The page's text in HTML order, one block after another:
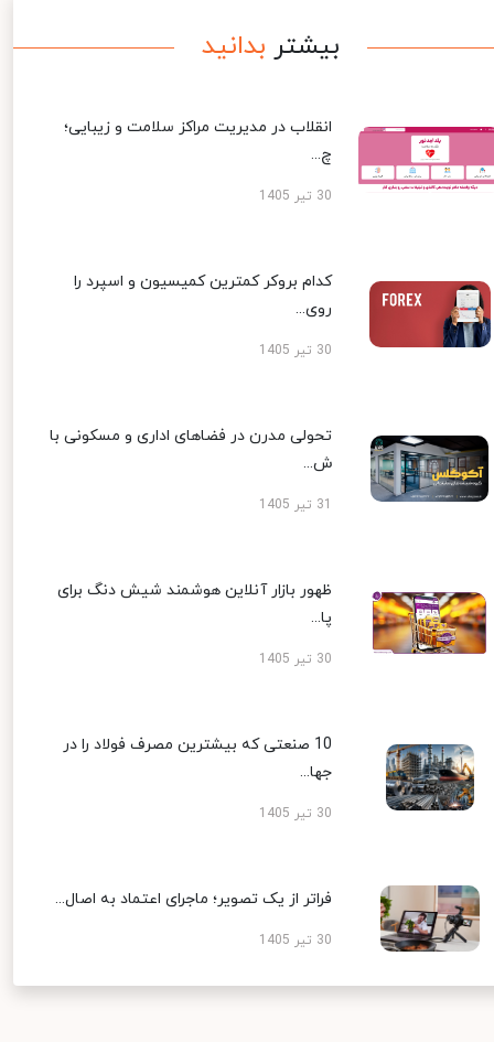
بیشتر بدانید
انقلاب در مدیریت مراکز سلامت و زیبایی؛
چ...
30 تیر 1405
کدام بروکر کمترین کمیسیون و اسپرد را
روی...
30 تیر 1405
تحولی مدرن در فضاهای اداری و مسکونی با
ش...
ظهور بازار آنلاین هوشمند شیش دنگ برای
پا...
30 تیر 1405
10 صنعتی که بیشترین مصرف فولاد را در
جها...
30 تیر 1405
فراتر از یک تصویر؛ ماجرای اعتماد به اصال...
30 تیر 1405